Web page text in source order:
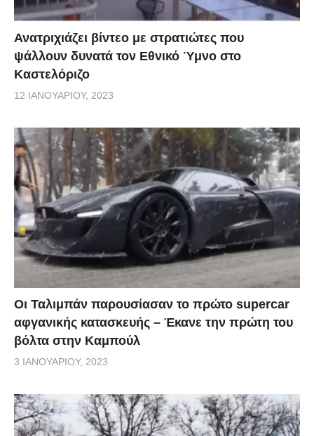
Ανατριχιάζει βίντεο με στρατιώτες που
ψάλλουν δυνατά τον Εθνικό Ύμνο στο
Καστελόριζο
12 ΙΑΝΟΥΑΡΊΟΥ, 2023
Οι Ταλιμπάν παρουσίασαν το πρώτο supercar
αφγανικής κατασκευής – Έκανε την πρώτη του
βόλτα στην Καμπούλ
3 ΙΑΝΟΥΑΡΊΟΥ, 2023